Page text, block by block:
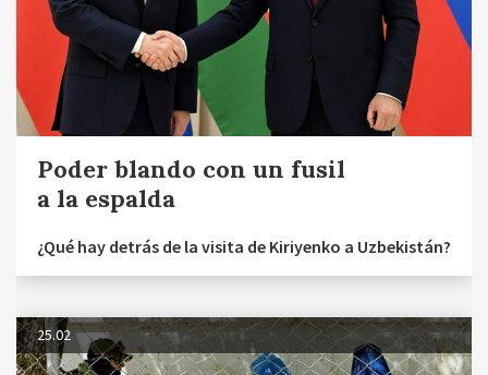
Poder blando con un fusil
a la espalda
¿Qué hay detrás de la visita de Kiriyenko a Uzbekistán?
25.02